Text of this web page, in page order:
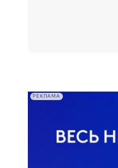
РЕКЛАМА